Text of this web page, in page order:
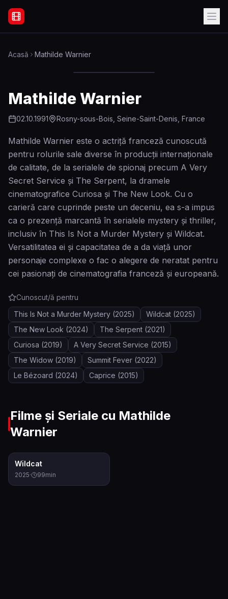
Filme Online Subtitrate - Acasă
Acasă Mathilde Warnier
Mathilde Warnier
02.10.1991 Rosny-sous-Bois, Seine-Saint-Denis, France
Mathilde Warnier este o actriță franceză cunoscută
pentru rolurile sale diverse în producții internaționale
de calitate, de la serialele de spionaj precum A Very
Secret Service și The Serpent, la dramele
cinematografice Curiosa și The New Look. Cu o
carieră care cuprinde peste un deceniu, ea s-a impus
ca o prezență marcantă în serialele mystery și thriller,
inclusiv în This Is Not a Murder Mystery și Wildcat.
Versatilitatea ei și capacitatea de a da viață unor
personaje complexe o fac o alegere de neratat pentru
cei pasionați de cinematografia franceză și europeană.
Cunoscut/ă pentru
This Is Not a Murder Mystery (2025) Wildcat (2025)
The New Look (2024) The Serpent (2021)
Curiosa (2019) A Very Secret Service (2015)
The Widow (2019) Summit Fever (2022)
Le Bézoard (2024) Caprice (2015)
Filme și Seriale cu Mathilde
Warnier
Wildcat
2025· 99min